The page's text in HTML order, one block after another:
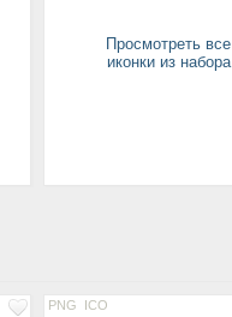
Просмотреть все
иконки из набора
PNG ICO